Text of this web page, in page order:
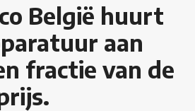
België huurt
aan
fractie van de